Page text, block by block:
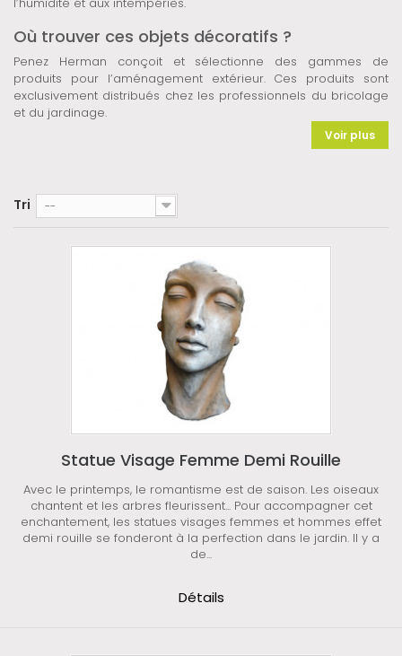
Où trouver ces objets décoratifs ?
Penez Herman conçoit et sélectionne des gammes de
produits pour l’aménagement extérieur. Ces produits sont
exclusivement distribués chez les professionnels du bricolage
et du jardinage.
Voir plus
Tri --
Statue Visage Femme Demi Rouille
Avec le printemps, le romantisme est de saison. Les oiseaux
chantent et les arbres fleurissent... Pour accompagner cet
enchantement, les statues visages femmes et hommes effet
demi rouille se fonderont à la perfection dans le jardin. Il y a
de...
Détails